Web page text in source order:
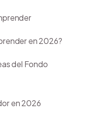
en 2026?
del Fondo
en 2026